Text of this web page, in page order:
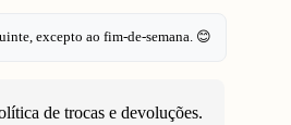
excepto ao fim-de-semana. 😊
de trocas e devoluções.